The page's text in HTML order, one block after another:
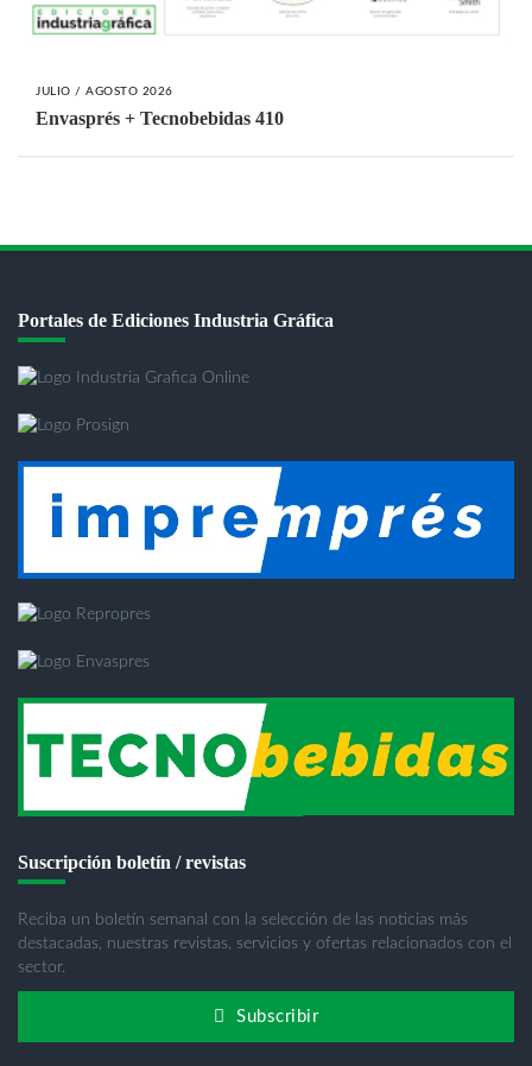
JULIO / AGOSTO 2026
Envasprés + Tecnobebidas 410
Portales de Ediciones Industria Gráfica
Suscripción boletín / revistas
Reciba un boletín semanal con la selección de las noticias más
destacadas, nuestras revistas, servicios y ofertas relacionados con el
sector.
Subscribir